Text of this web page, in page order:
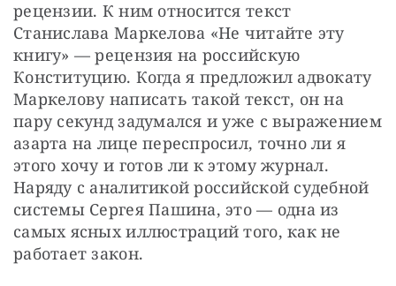
рецензии. К ним относится текст
Станислава Маркелова «Не читайте эту
книгу» — рецензия на российскую
Конституцию. Когда я предложил адвокату
Маркелову написать такой текст, он на
пару секунд задумался и уже с выражением
азарта на лице переспросил, точно ли я
этого хочу и готов ли к этому журнал.
Наряду с аналитикой российской судебной
системы Сергея Пашина, это — одна из
самых ясных иллюстраций того, как не
работает закон.